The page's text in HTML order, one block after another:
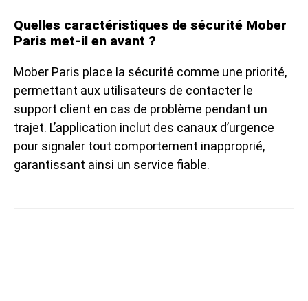
Quelles caractéristiques de sécurité Mober
Paris met-il en avant ?
Mober Paris place la sécurité comme une priorité,
permettant aux utilisateurs de contacter le
support client en cas de problème pendant un
trajet. L’application inclut des canaux d’urgence
pour signaler tout comportement inapproprié,
garantissant ainsi un service fiable.